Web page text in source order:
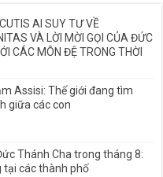
AI SUY TƯ VỀ
VÀ LỜI MỜI GỌI CỦA ĐỨC
CÁC MÔN ĐỆ TRONG THỜI
Assisi: Thế giới đang tìm
giữa các con
Thánh Cha trong tháng 8:
tại các thành phố